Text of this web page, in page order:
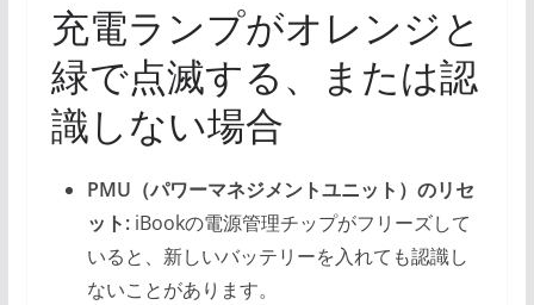
充電ランプがオレンジと
緑で点滅する、または認
識しない場合
PMU（パワーマネジメントユニット）のリセ
ット:iBookの電源管理チップがフリーズして
いると、新しいバッテリーを入れても認識し
ないことがあります。